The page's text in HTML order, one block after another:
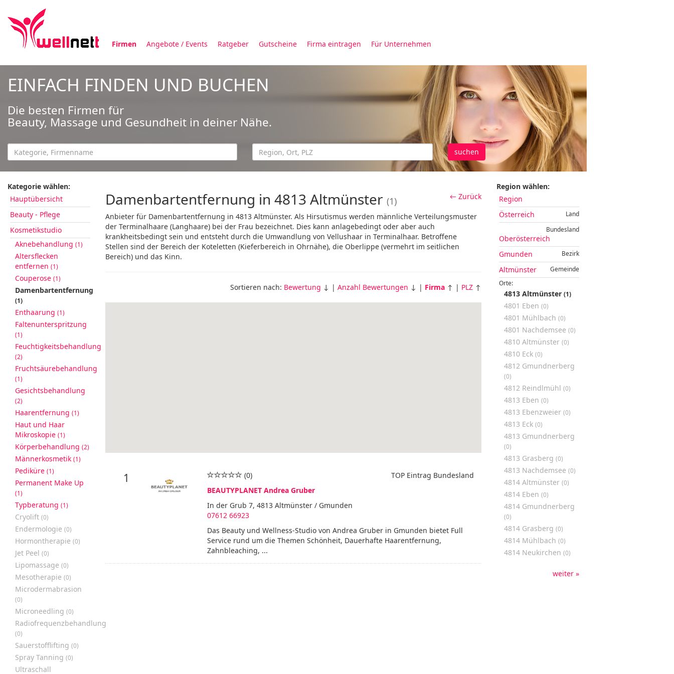
Firmen Angebote / Events Ratgeber Gutscheine Firma eintragen Für Unternehmen
EINFACH FINDEN UND BUCHEN
Die besten Firmen für
Beauty, Massage und Gesundheit in deiner Nähe.
suchen
Kategorie wählen:
Hauptübersicht
Beauty - Pflege
Kosmetikstudio
Aknebehandlung (1)
Altersflecken
entfernen (1)
Couperose (1)
Damenbartentfernung
(1)
Enthaarung (1)
Faltenunterspritzung
(1)
Feuchtigkeitsbehandlung
(2)
Fruchtsäurebehandlung
(1)
Gesichtsbehandlung
(2)
Haarentfernung (1)
Haut und Haar
Mikroskopie (1)
Körperbehandlung (2)
Männerkosmetik (1)
Pediküre (1)
Permanent Make Up
(1)
Typberatung (1)
Cryolift (0)
Endermologie (0)
Hormontherapie (0)
Jet Peel (0)
Lipomassage (0)
Mesotherapie (0)
Microdermabrasion
(0)
Microneedling (0)
Radiofrequenzbehandlung
(0)
Sauerstofflifting (0)
Spray Tanning (0)
Ultraschall
← Zurück
Damenbartentfernung in 4813 Altmünster (1)
Anbieter für Damenbartentfernung in 4813 Altmünster. Als Hirsutismus werden männliche Verteilungsmuster
der Terminalhaare (Langhaare) bei der Frau bezeichnet. Dies kann anlagebedingt oder aber auch
krankheitsbedingt sein und entsteht durch die Umwandlung von Vellushaar in Terminalhaar. Betroffene
Stellen sind der Bereich der Koteletten (Kieferbereich in Ohrnähe), die Oberlippe (vermehrt im seitlichen
Bereich) und das Kinn.
Sortieren nach: Bewertung ↓ | Anzahl Bewertungen ↓ | Firma ↑ | PLZ ↑
1 TOP Eintrag Bundesland
(0)
BEAUTYPLANET Andrea Gruber
In der Grub 7, 4813 Altmünster / Gmunden
07612 66923
Das Beauty und Wellness-Studio von Andrea Gruber in Gmunden bietet Full
Service rund um die Themen Schönheit, Dauerhafte Haarentfernung,
Zahnbleaching, ...
Region wählen:
Region
Land
Österreich
Bundesland
Oberösterreich
Bezirk
Gmunden
Gemeinde
Altmünster
Orte:
4813 Altmünster (1)
4801 Eben (0)
4801 Mühlbach (0)
4801 Nachdemsee (0)
4810 Altmünster (0)
4810 Eck (0)
4812 Gmundnerberg
(0)
4812 Reindlmühl (0)
4813 Eben (0)
4813 Ebenzweier (0)
4813 Eck (0)
4813 Gmundnerberg
(0)
4813 Grasberg (0)
4813 Nachdemsee (0)
4814 Altmünster (0)
4814 Eben (0)
4814 Gmundnerberg
(0)
4814 Grasberg (0)
4814 Mühlbach (0)
4814 Neukirchen (0)
weiter »